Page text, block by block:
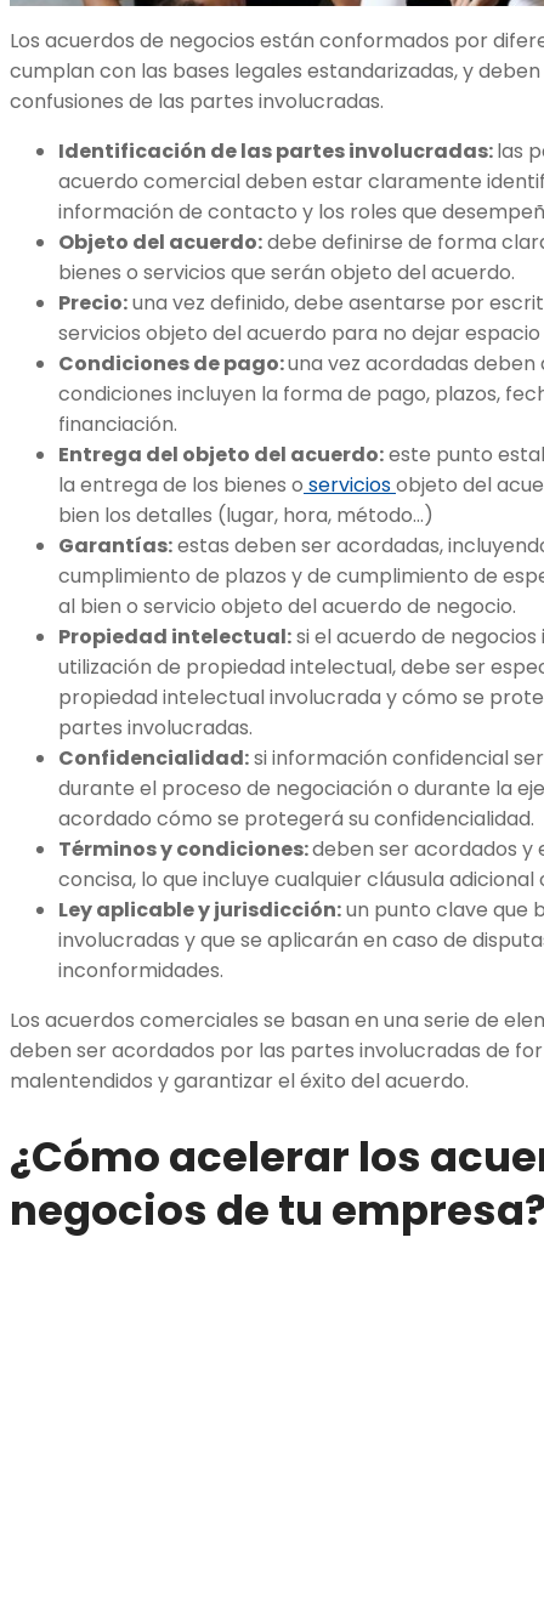
Los acuerdos de negocios están conformados por
cumplan con las bases legales estandarizadas, y
confusiones de las partes involucradas.
Identificación de las partes involucradas:las
acuerdo comercial deben estar claramente
información de contacto y los roles que
Objeto del acuerdo:debe definirse de forma
bienes o servicios que serán objeto del acuerdo.
Precio:una vez definido, debe asentarse por
servicios objeto del acuerdo para no dejar
Condiciones de pago:una vez acordadas deben
condiciones incluyen la forma de pago, plazos,
financiación.
Entrega del objeto del acuerdo:este punto
la entrega de los bienes o serviciosobjeto del
bien los detalles (lugar, hora, método…)
Garantías:estas deben ser acordadas,
cumplimiento de plazos y de cumplimiento de
al bien o servicio objeto del acuerdo de negocio.
Propiedad intelectual:si el acuerdo de
utilización de propiedad intelectual, debe ser
propiedad intelectual involucrada y cómo se
partes involucradas.
Confidencialidad:si información confidencial
durante el proceso de negociación o durante la
acordado cómo se protegerá su confidencialidad.
Términos y condiciones:deben ser acordados y
concisa, lo que incluye cualquier cláusula adicional
Ley aplicable y jurisdicción:un punto clave que
involucradas y que se aplicarán en caso de
inconformidades.
Los acuerdos comerciales se basan en una serie de
deben ser acordados por las partes involucradas de
malentendidos y garantizar el éxito del acuerdo.
¿Cómo acelerar los
negocios de tu